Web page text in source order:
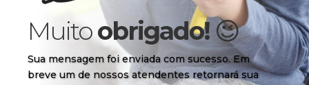
Muitoobrigado! 😉
Sua mensagem foi enviada com sucesso. Em
breve um de nossos atendentes retornará sua